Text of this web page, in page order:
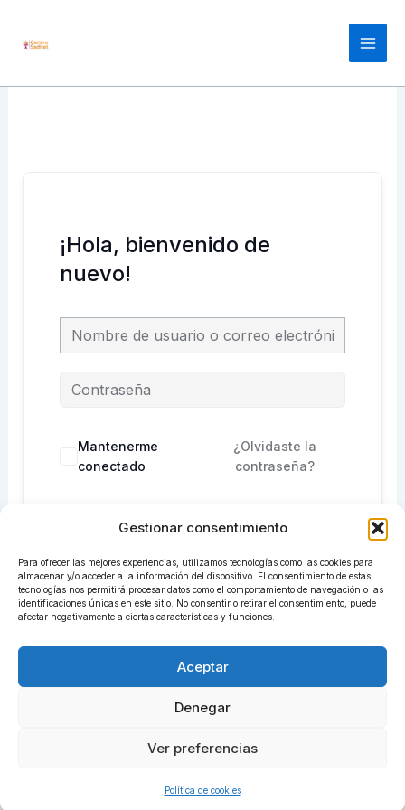
Gestionar consentimiento
Para ofrecer las mejores experiencias, utilizamos tecnologías como las cookies para
almacenar y/o acceder a la información del dispositivo. El consentimiento de estas
tecnologías nos permitirá procesar datos como el comportamiento de navegación o las
identificaciones únicas en este sitio. No consentir o retirar el consentimiento, puede
afectar negativamente a ciertas características y funciones.
Aceptar
Denegar
Ver preferencias
Política de cookies
contenido
Main
¡Hola, bienvenido de
nuevo!
Mantenerme
conectado
¿Olvidaste la
contraseña?
Acceder
¿No tienes una cuenta?Regístrate ahora
Todos los derechos © 2026 centrosadiret.com | Funciona